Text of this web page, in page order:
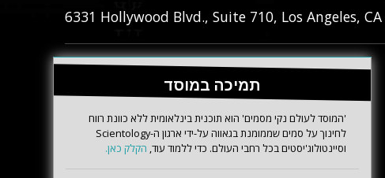
6331‎ Hollywood Blvd., Suite 710, Los Angeles, CA
תמיכה במוסד
'המוסד לעולם נקי מסמים' הוא תוכנית בינלאומית ללא כוונת רווח
לחינוך על סמים שממומנת בגאווה על-ידי ארגון ה-Scientology
וסיינטולוג'יסטים בכל רחבי העולם. כדי ללמוד עוד, הקלק כאן.